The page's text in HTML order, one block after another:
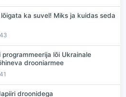
ka suvel! Miks ja kuidas seda
43
programmeerija lõi Ukrainale
drooniarmee
41
droonidega